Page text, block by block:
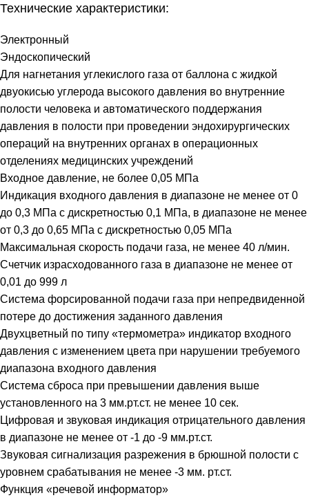
Технические характеристики:
Электронный
Эндоскопический
Для нагнетания углекислого газа от баллона с жидкой
двуокисью углерода высокого давления во внутренние
полости человека и автоматического поддержания
давления в полости при проведении эндохирургических
операций на внутренних органах в операционных
отделениях медицинских учреждений
Входное давление, не более 0,05 МПа
Индикация входного давления в диапазоне не менее от 0
до 0,3 МПа с дискретностью 0,1 МПа, в диапазоне не менее
от 0,3 до 0,65 МПа с дискретностью 0,05 МПа
Максимальная скорость подачи газа, не менее 40 л/мин.
Счетчик израсходованного газа в диапазоне не менее от
0,01 до 999 л
Система форсированной подачи газа при непредвиденной
потере до достижения заданного давления
Двухцветный по типу «термометра» индикатор входного
давления с изменением цвета при нарушении требуемого
диапазона входного давления
Система сброса при превышении давления выше
установленного на 3 мм.рт.ст. не менее 10 сек.
Цифровая и звуковая индикация отрицательного давления
в диапазоне не менее от -1 до -9 мм.рт.ст.
Звуковая сигнализация разрежения в брюшной полости с
уровнем срабатывания не менее -3 мм. рт.ст.
Функция «речевой информатор»